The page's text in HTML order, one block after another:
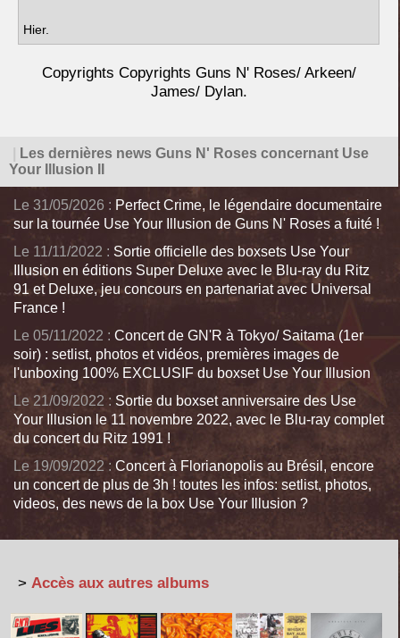
Hier.
Copyrights Copyrights Guns N' Roses/ Arkeen/
James/ Dylan.
Les dernières news Guns N' Roses concernant Use
Your Illusion II
Le 31/05/2026 : Perfect Crime, le légendaire documentaire
sur la tournée Use Your Illusion de Guns N' Roses a fuité !
Le 11/11/2022 : Sortie officielle des boxsets Use Your
Illusion en éditions Super Deluxe avec le Blu-ray du Ritz
91 et Deluxe, jeu concours en partenariat avec Universal
France !
Le 05/11/2022 : Concert de GN'R à Tokyo/ Saitama (1er
soir) : setlist, photos et vidéos, premières images de
l'unboxing 100% EXCLUSIF du boxset Use Your Illusion
Le 21/09/2022 : Sortie du boxset anniversaire des Use
Your Illusion le 11 novembre 2022, avec le Blu-ray complet
du concert du Ritz 1991 !
Le 19/09/2022 : Concert à Florianopolis au Brésil, encore
un concert de plus de 3h ! toutes les infos: setlist, photos,
videos, des news de la box Use Your Illusion ?
> Accès aux autres albums